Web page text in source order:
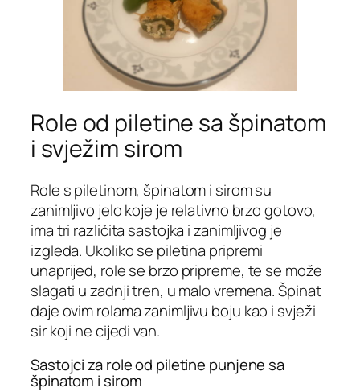
Role od piletine sa špinatom
i svježim sirom
Role s piletinom, špinatom i sirom su
zanimljivo jelo koje je relativno brzo gotovo,
ima tri različita sastojka i zanimljivog je
izgleda. Ukoliko se piletina pripremi
unaprijed, role se brzo pripreme, te se može
slagati u zadnji tren, u malo vremena. Špinat
daje ovim rolama zanimljivu boju kao i svježi
sir koji ne cijedi van.
Sastojci za role od piletine punjene sa
špinatom i sirom